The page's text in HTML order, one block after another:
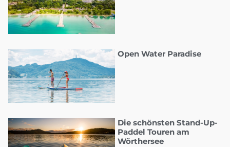
Open Water Paradise
Die schönsten Stand-Up-
Paddel Touren am
Wörthersee